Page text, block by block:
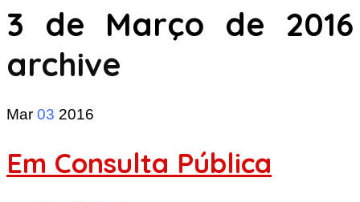
3 de Março de 2016
archive
Mar 03 2016
Em Consulta Pública